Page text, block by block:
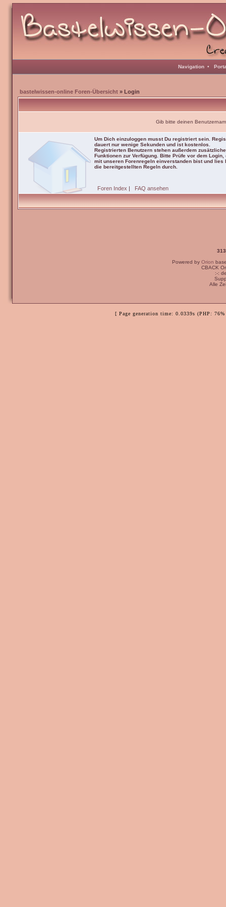
Navigation •
bastelwissen-online Foren-Übersicht » Login
Gib bitte deinen
Um Dich einzuloggen musst Du registriert sein.
dauert nur wenige Sekunden und ist kostenlos.
Registrierten Benutzern stehen außerdem zusätzliche
Funktionen zur Verfügung. Bitte Prüfe vor dem Login,
mit unseren Forenregeln einverstanden bist und lies
die bereitgestellten Regeln durch.
Foren Index | FAQ ansehen
Powered by Orion
CBACK
:-:
Alle
[ Page generation time: 0.0339s (PHP: